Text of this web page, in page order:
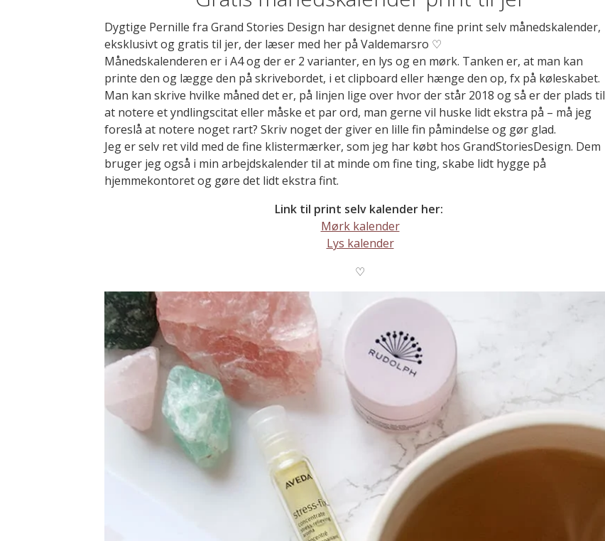
Dygtige Pernille fra Grand Stories Design har designet denne fine print selv månedskalender,
eksklusivt og gratis til jer, der læser med her på Valdemarsro ♡
Månedskalenderen er i A4 og der er 2 varianter, en lys og en mørk. Tanken er, at man kan
printe den og lægge den på skrivebordet, i et clipboard eller hænge den op, fx på køleskabet.
Man kan skrive hvilke måned det er, på linjen lige over hvor der står 2018 og så er der plads til
at notere et yndlingscitat eller måske et par ord, man gerne vil huske lidt ekstra på – må jeg
foreslå at notere noget rart? Skriv noget der giver en lille fin påmindelse og gør glad.
Jeg er selv ret vild med de fine klistermærker, som jeg har købt hos GrandStoriesDesign. Dem
bruger jeg også i min arbejdskalender til at minde om fine ting, skabe lidt hygge på
hjemmekontoret og gøre det lidt ekstra fint.
Link til print selv kalender her:
Mørk kalender
Lys kalender
♡